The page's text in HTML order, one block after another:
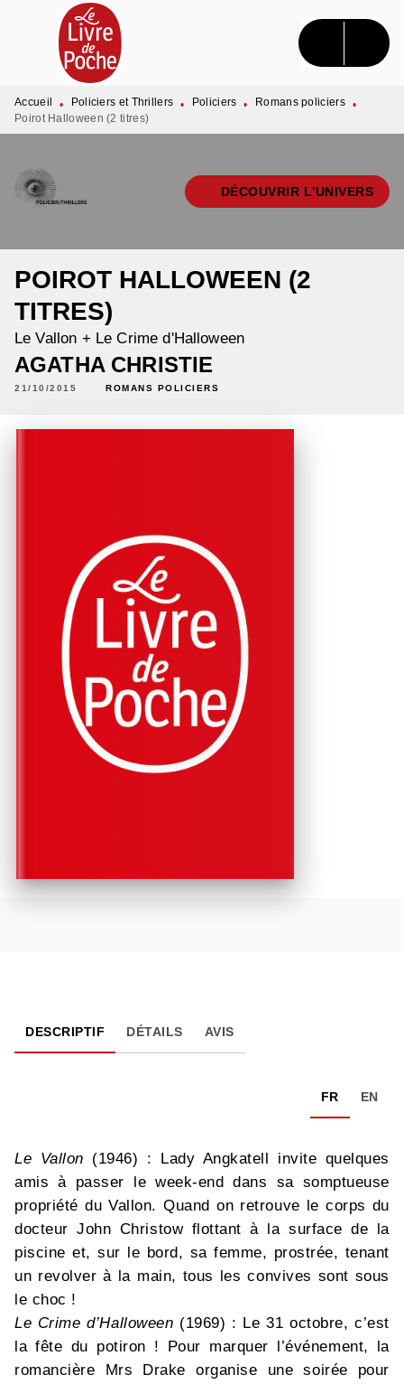
MENU RECHERCHE CONTENU
PIED DE PAGE
Accueil • Policiers et Thrillers • Policiers • Romans policiers •
Poirot Halloween (2 titres)
DÉCOUVRIR L'UNIVERS
POIROT HALLOWEEN (2
TITRES)
Le Vallon + Le Crime d'Halloween
AGATHA CHRISTIE
21/10/2015 ROMANS POLICIERS
DESCRIPTIF DÉTAILS AVIS
FR EN
Le Vallon (1946) : Lady Angkatell invite quelques
amis à passer le week-end dans sa somptueuse
propriété du Vallon. Quand on retrouve le corps du
docteur John Christow flottant à la surface de la
piscine et, sur le bord, sa femme, prostrée, tenant
un revolver à la main, tous les convives sont sous
le choc !
Le Crime d’Halloween (1969) : Le 31 octobre, c’est
la fête du potiron ! Pour marquer l’événement, la
romancière Mrs Drake organise une soirée pour